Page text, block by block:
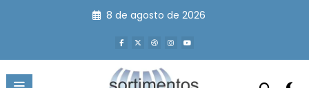
8 de agosto de 2026